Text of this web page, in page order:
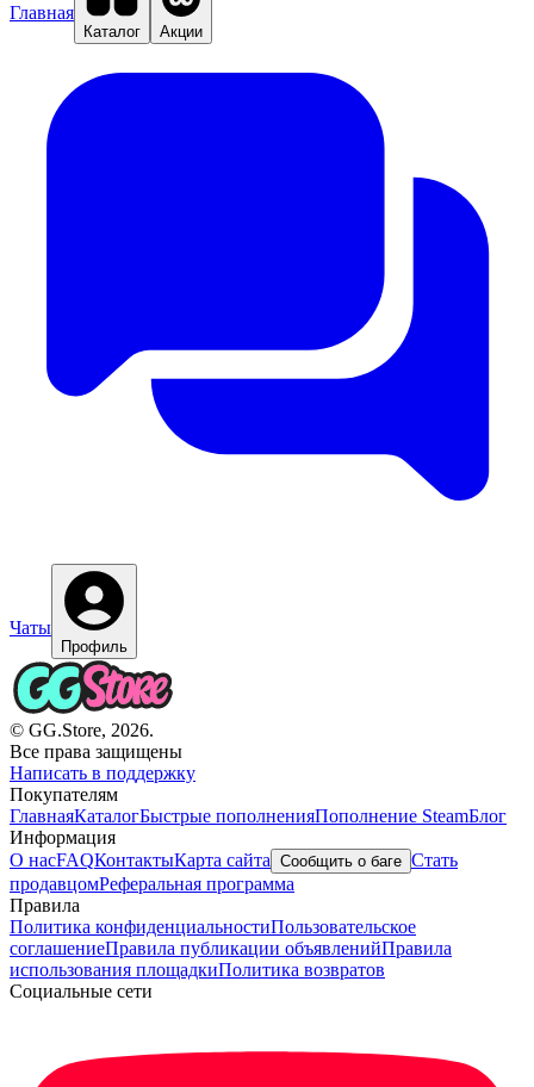
Главная
Каталог Акции
Чаты
Профиль
© GG.Store, 2026.
Все права защищены
Написать в поддержку
Покупателям
ГлавнаяКаталогБыстрые пополненияПополнение SteamБлог
Информация
О насFAQКонтактыКарта сайта Сообщить о баге Стать
продавцомРеферальная программа
Правила
Политика конфиденциальностиПользовательское
соглашениеПравила публикации объявленийПравила
использования площадкиПолитика возвратов
Социальные сети